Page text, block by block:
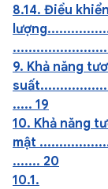
8.14. Điều
........................
9. Khả năng
..... 19
10. Khả năng
mật
....... 20
10.1.